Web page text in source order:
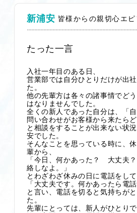
新浦安 皆様からの親切心エピ
たった一言
入社一年目のある日、
営業部では自分ひとりだけが出
た。
他の先輩方は各々の諸事情でど
はなりませんでした。
全くの新人であった自分は、「
問い合わせがお客様から来たらど
と相談をすることが出来ない状
安でした。
そんなことを思っている時に、
輩から、
「今日、何かあった？ 大丈夫
絡しなよ。」
とわざわざ休みの日に電話をして
「大丈夫です。何かあったら電話
と言い、電話を切ると気持ちが
た。
先輩にとっては、新人がひとり